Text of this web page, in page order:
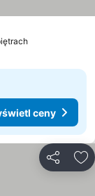
ceny